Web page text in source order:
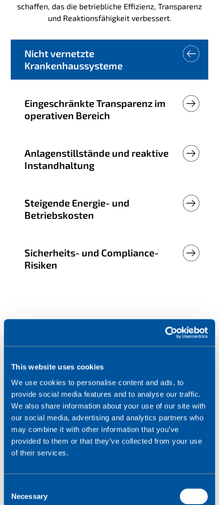
This website uses cookies
We use cookies to personalise content and ads, to
provide social media features and to analyse our traffic.
We also share information about your use of our site with
our social media, advertising and analytics partners who
may combine it with other information that you’ve
provided to them or that they’ve collected from your use
of their services.
Necessary
schaffen, das die betriebliche Effizienz, Transparenz
und Reaktionsfähigkeit verbessert.
Nicht vernetzte
Krankenhaussysteme
Eingeschränkte Transparenz im
operativen Bereich
Anlagenstillstände und reaktive
Instandhaltung
Steigende Energie- und
Betriebskosten
Sicherheits- und Compliance-
Risiken